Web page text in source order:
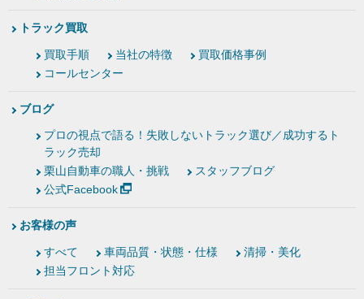
トラック買取
買取手順 当社の特徴
買取価格事例
コールセンター
ブログ
プロの視点で語る！失敗しないトラック選び／成功するト
ラック売却
栗山自動車の職人・挑戦
スタッフブログ
公式Facebook
お客様の声
すべて 車両品質・状態・仕様
清掃・美化
担当フロント対応